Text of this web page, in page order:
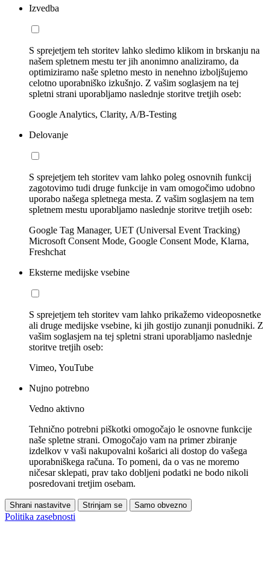
Izvedba
S sprejetjem teh storitev lahko sledimo klikom in brskanju na
našem spletnem mestu ter jih anonimno analiziramo, da
optimiziramo naše spletno mesto in nenehno izboljšujemo
celotno uporabniško izkušnjo. Z vašim soglasjem na tej
spletni strani uporabljamo naslednje storitve tretjih oseb:
Google Analytics, Clarity, A/B-Testing
Delovanje
S sprejetjem teh storitev vam lahko poleg osnovnih funkcij
zagotovimo tudi druge funkcije in vam omogočimo udobno
uporabo našega spletnega mesta. Z vašim soglasjem na tem
spletnem mestu uporabljamo naslednje storitve tretjih oseb:
Google Tag Manager, UET (Universal Event Tracking)
Microsoft Consent Mode, Google Consent Mode, Klarna,
Freshchat
Eksterne medijske vsebine
S sprejetjem teh storitev vam lahko prikažemo videoposnetke
ali druge medijske vsebine, ki jih gostijo zunanji ponudniki. Z
vašim soglasjem na tej spletni strani uporabljamo naslednje
storitve tretjih oseb:
Vimeo, YouTube
Nujno potrebno
Vedno aktivno
Tehnično potrebni piškotki omogočajo le osnovne funkcije
naše spletne strani. Omogočajo vam na primer zbiranje
izdelkov v vaši nakupovalni košarici ali dostop do vašega
uporabniškega računa. To pomeni, da o vas ne moremo
ničesar sklepati, prav tako dobljeni podatki ne bodo nikoli
posredovani tretjim osebam.
Shrani nastavitve Strinjam se Samo obvezno
Politika zasebnosti